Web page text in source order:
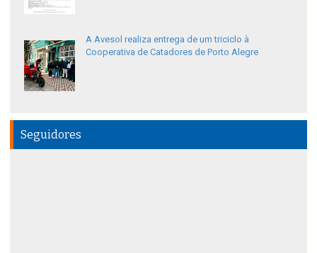
A Avesol realiza entrega de um triciclo à
Cooperativa de Catadores de Porto Alegre
Seguidores